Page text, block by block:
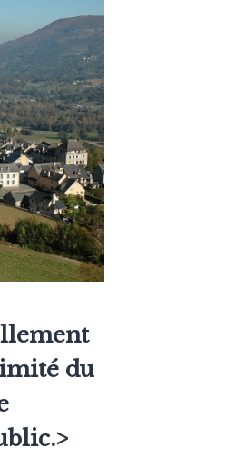
du